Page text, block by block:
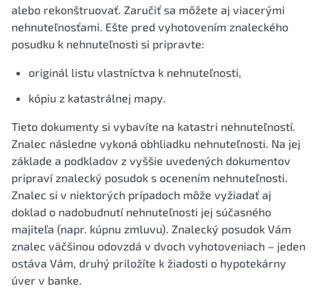
alebo rekonštruovať. Zaručiť sa môžete aj viacerými
nehnuteľnosťami. Ešte pred vyhotovením znaleckého
posudku k nehnuteľnosti si pripravte:
originál listu vlastníctva k nehnuteľnosti,
kópiu z katastrálnej mapy.
Tieto dokumenty si vybavíte na katastri nehnuteľností.
Znalec následne vykoná obhliadku nehnuteľnosti. Na jej
základe a podkladov z vyššie uvedených dokumentov
pripraví znalecký posudok s ocenením nehnuteľnosti.
Znalec si v niektorých prípadoch môže vyžiadať aj
doklad o nadobudnutí nehnuteľnosti jej súčasného
majiteľa (napr. kúpnu zmluvu). Znalecký posudok Vám
znalec väčšinou odovzdá v dvoch vyhotoveniach – jeden
ostáva Vám, druhý priložíte k žiadosti o hypotekárny
úver v banke.